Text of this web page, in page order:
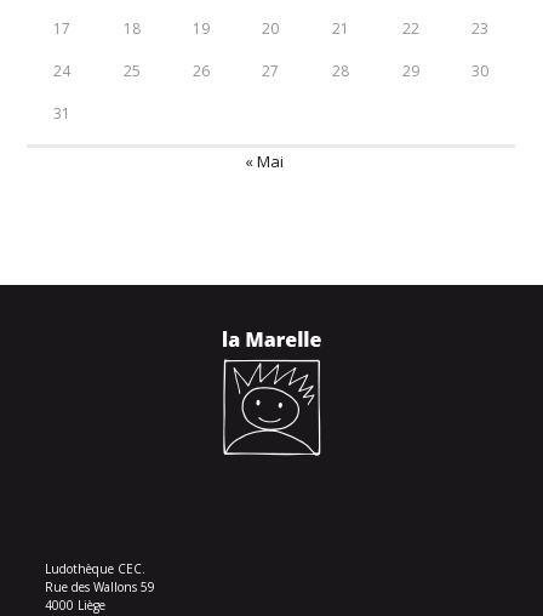
17 18 19 20 21 22 23
24 25 26 27 28 29 30
31
« Mai
Ludothèque CEC.
Rue des Wallons 59
4000 Liège